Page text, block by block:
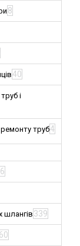
8
40
і
труб4
шлангів 339